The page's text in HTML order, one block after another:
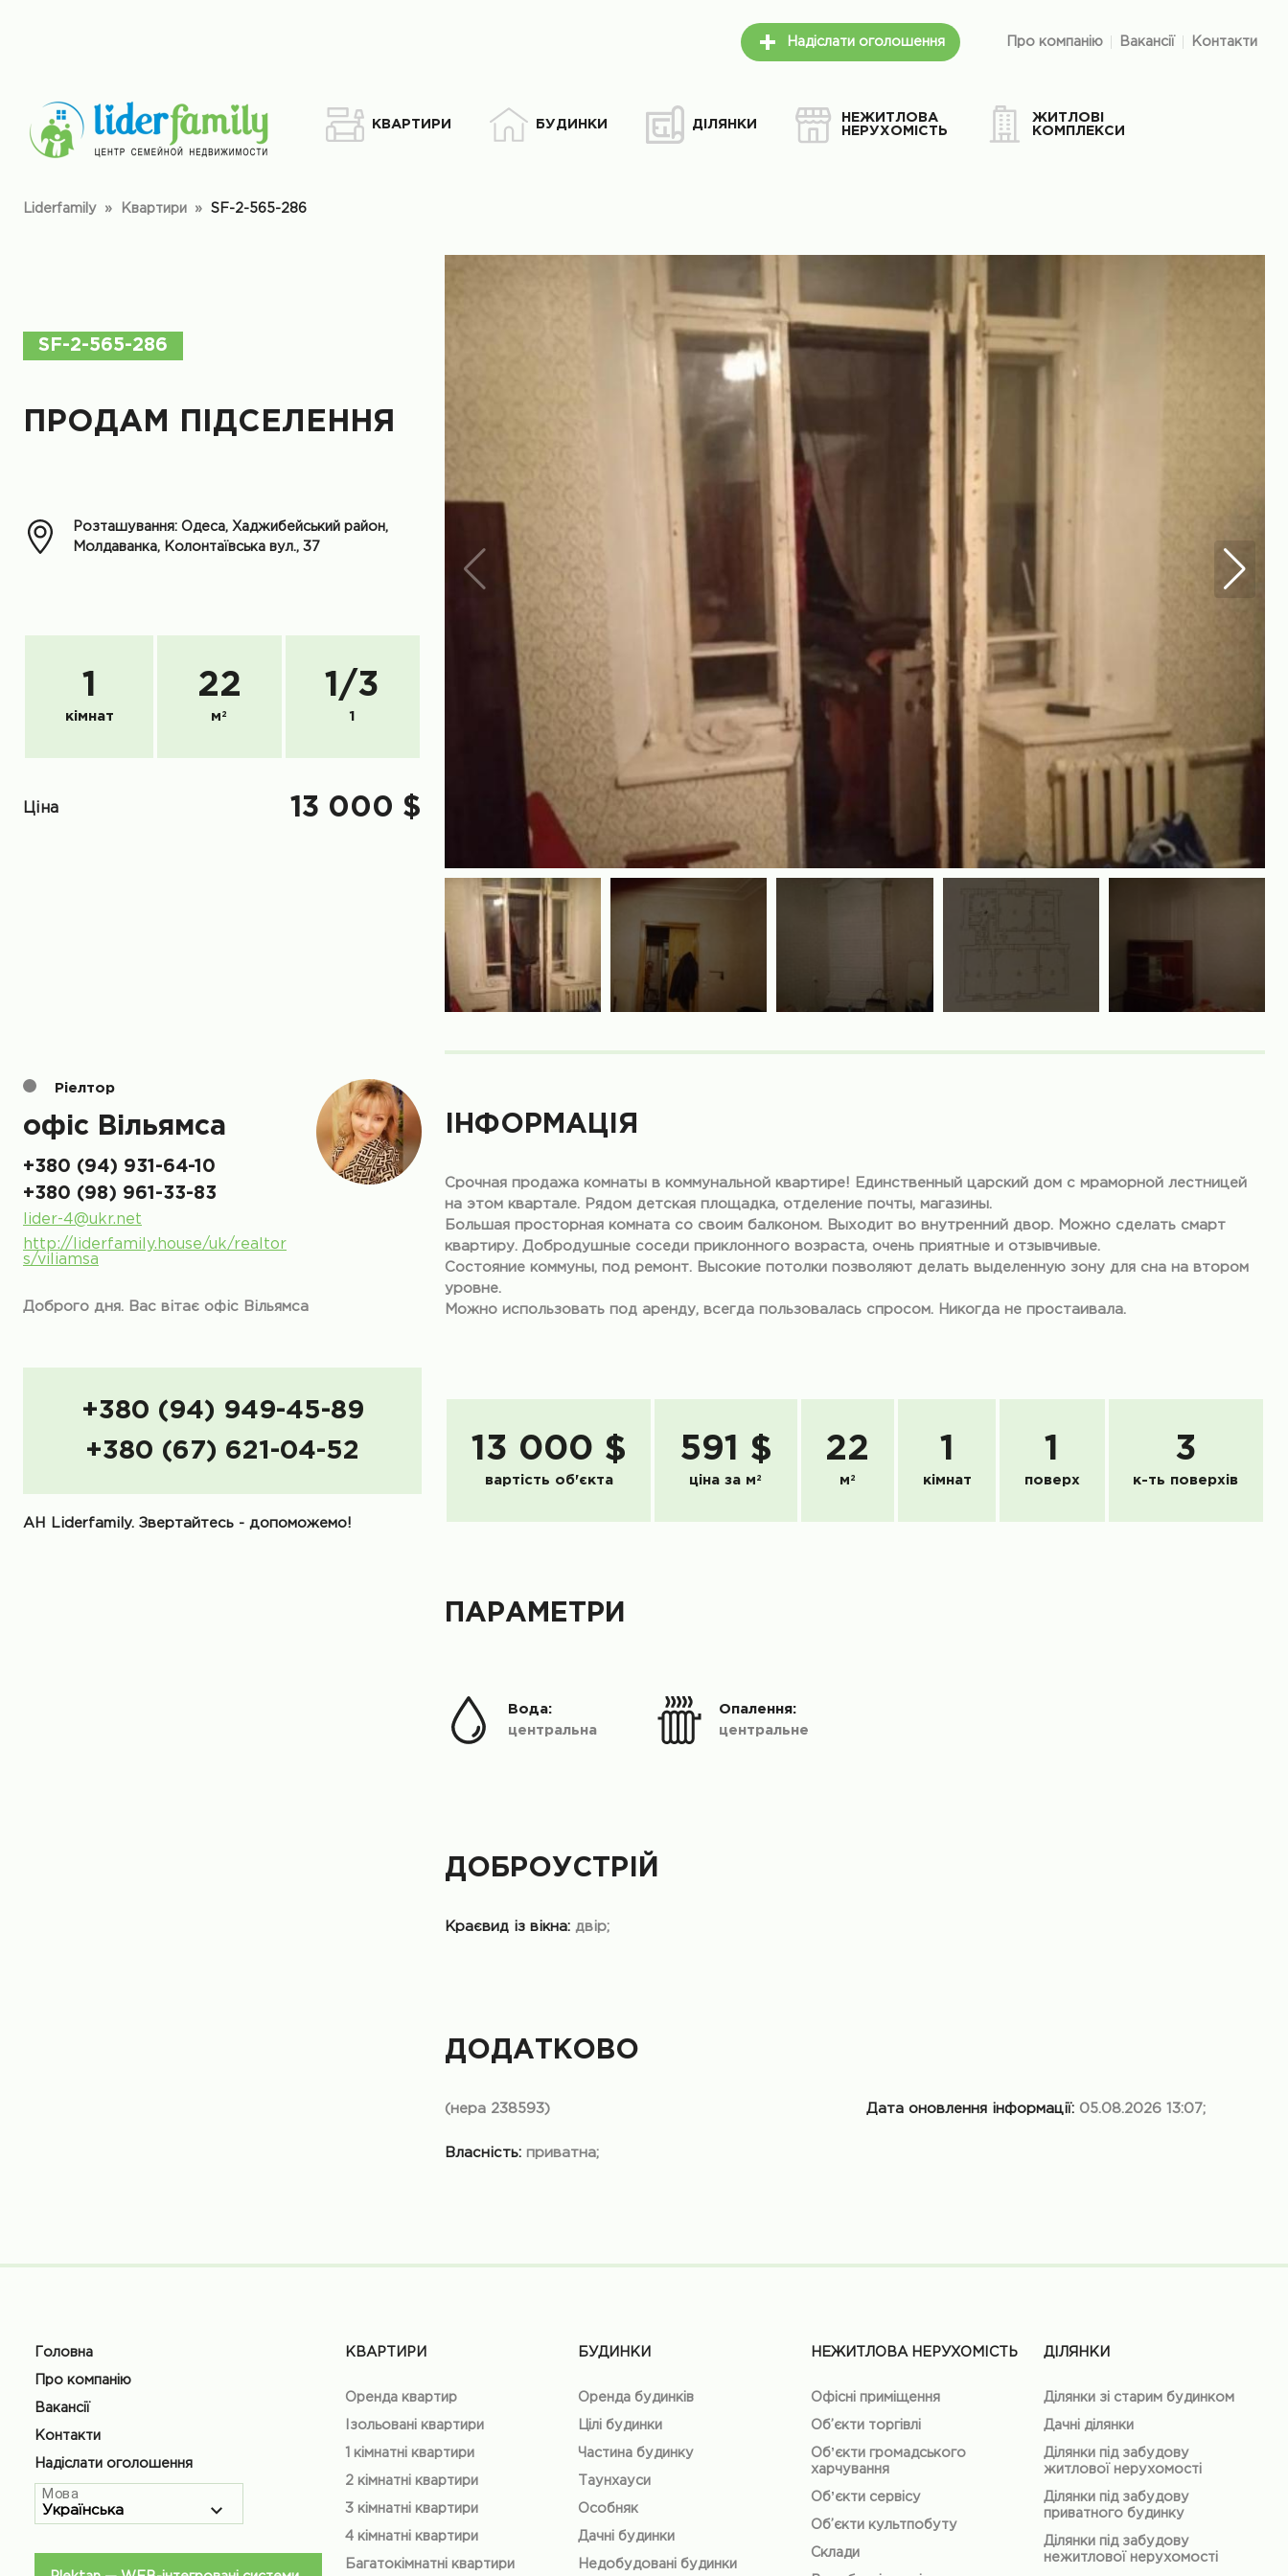
Надіслати оголошення Про компанію Вакансії Контакти
КВАРТИРИ БУДИНКИ ДІЛЯНКИ
НЕЖИТЛОВА
НЕРУХОМІСТЬ
ЖИТЛОВІ
КОМПЛЕКСИ
Liderfamily » Квартири » SF-2-565-286
SF-2-565-286
ПРОДАМ ПІДСЕЛЕННЯ
Розташування: Одеса, Хаджибейський район,
Молдаванка, Колонтаївська вул., 37
1
кімнат
22
м 2
1 /3
1
Ціна 13 000 $
ІНФОРМАЦІЯ
Срочная продажа комнаты в коммунальной квартире! Единственный царский дом с мраморной лестницей
на этом квартале. Рядом детская площадка, отделение почты, магазины.
Большая просторная комната со своим балконом. Выходит во внутренний двор. Можно сделать смарт
квартиру. Добродушные соседи приклонного возраста, очень приятные и отзывчивые.
Состояние коммуны, под ремонт. Высокие потолки позволяют делать выделенную зону для сна на втором
уровне.
Можно использовать под аренду, всегда пользовалась спросом. Никогда не простаивала.
13 000 $
вартість об'єкта
591 $
ціна за м 2
22
м 2
1
кімнат
1
поверх
3
к-ть поверхів
ПАРАМЕТРИ
центральна
Вода:
центральне
Опалення:
ДОБРОУСТРІЙ
Краєвид із вікна: двір;
ДОДАТКОВО
(нера 238593)
Власність: приватна;
Дата оновлення інформації: 05.08.2026 13:07;
Ріелтор
офіс Вільямса
+380 (94) 931-64-10
+380 (98) 961-33-83
lider-4@ukr.net
http://liderfamily.house/uk/realtor
s/viliamsa
Доброго дня. Вас вітає офіс Вільямса
+380 (94) 949-45-89
+380 (67) 621-04-52
АН Liderfamily. Звертайтесь - допоможемо!
Головна
Про компанію
Вакансії
Контакти
Надіслати оголошення
Мова
КВАРТИРИ
Оренда квартир
Ізольовані квартири
1 кімнатні квартири
2 кімнатні квартири
3 кімнатні квартири
4 кімнатні квартири
Багатокімнатні квартири
БУДИНКИ
Оренда будинків
Цілі будинки
Частина будинку
Таунхауси
Особняк
Дачні будинки
Недобудовані будинки
НЕЖИТЛОВА НЕРУХОМІСТЬ
Офісні приміщення
Об’єкти торгівлі
Обʼєкти громадського
харчування
Обʼєкти сервісу
Об’єкти культпобуту
Склади
ДІЛЯНКИ
Ділянки зі старим будинком
Дачні ділянки
Ділянки під забудову
житлової нерухомості
Ділянки під забудову
приватного будинку
Ділянки під забудову
нежитлової нерухомості